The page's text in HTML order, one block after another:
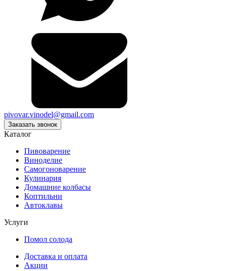
pivovar.vinodel@gmail.com
Заказать звонок
Каталог
Пивоварение
Виноделие
Самогоноварение
Кулинария
Домашние колбасы
Коптильни
Автоклавы
Услуги
Помол солода
Доставка и оплата
Акции